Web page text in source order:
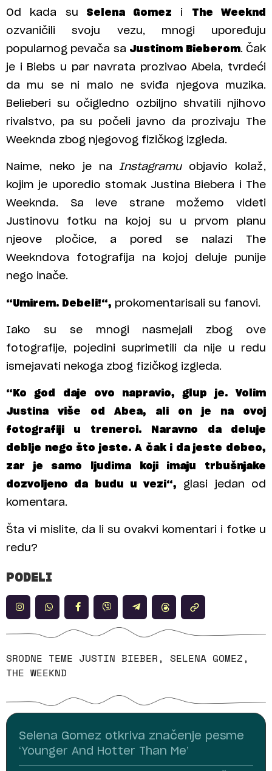
Od kada su Selena Gomez i The Weeknd
ozvaničili svoju vezu, mnogi upoređuju
popularnog pevača sa Justinom Bieberom. Čak
je i Biebs u par navrata prozivao Abela, tvrdeći
da mu se ni malo ne sviđa njegova muzika.
Belieberi su očigledno ozbiljno shvatili njihovo
rivalstvo, pa su počeli javno da prozivaju The
Weeknda zbog njegovog fizičkog izgleda.
Naime, neko je na Instagramuobjavio kolaž,
kojim je uporedio stomak Justina Biebera i The
Weeknda. Sa leve strane možemo videti
Justinovu fotku na kojoj su u prvom planu
njeove pločice, a pored se nalazi The
Weekndova fotografija na kojoj deluje punije
nego inače.
“Umirem. Debeli!“, prokomentarisali su fanovi.
Iako su se mnogi nasmejali zbog ove
fotografije, pojedini suprimetili da nije u redu
ismejavati nekoga zbog fizičkog izgleda.
“Ko god daje ovo napravio, glup je. Volim
Justina više od Abea, ali on je na ovoj
fotografiji u trenerci. Naravno da deluje
deblje nego što jeste. A čak i da jeste debeo,
zar je samo ljudima koji imaju trbušnjake
dozvoljeno da budu u vezi“, glasi jedan od
komentara.
Šta vi mislite, da li su ovakvi komentari i fotke u
redu?
PODELI
SRODNE TEME JUSTIN BIEBER, SELENA GOMEZ,
THE WEEKND
Selena Gomez otkriva značenje pesme
‘Younger And Hotter Than Me’